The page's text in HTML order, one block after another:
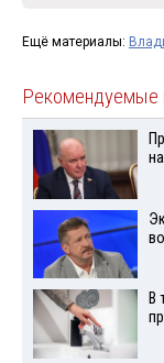
Ещё материалы:
Рекомендуемые
В